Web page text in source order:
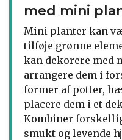
med mini
Mini planter kan
tilføje grønne
kan dekorere med
arrangere dem i
former af potter,
placere dem i et
Kombiner
smukt og levende